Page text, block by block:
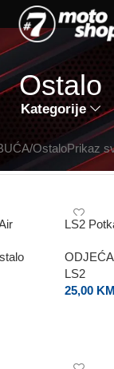
Ostalo
Kategorije
OstaloPrikaz
LS2
LS2
25,00 KM